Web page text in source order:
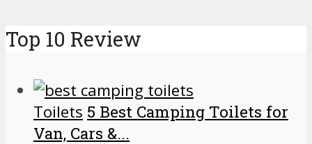
Top 10 Review
Toilets 5 Best Camping Toilets for
Van, Cars &...